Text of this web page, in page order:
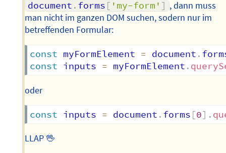
document . forms [ 'my-form' ] , dann muss
man nicht im ganzen DOM suchen, sodern nur im
betreffenden Formular:
const myFormElement = document .
const inputs = myFormElement .
oder
const inputs = document . forms [0] .
LLAP 🖖